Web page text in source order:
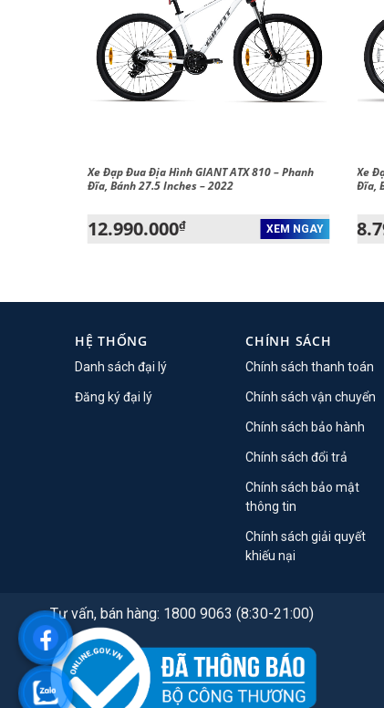
Xe Đạp Đua Địa Hình GIANT ATX 810 – Phanh
Đĩa, Bánh 27.5 Inches – 2022
12.990.000₫ XEM NGAY
Xe
Đĩa,
HỆ THỐNG
Danh sách đại lý
Đăng ký đại lý
CHÍNH SÁCH
Chính sách thanh toán
Chính sách vận chuyển
Chính sách bảo hành
Chính sách đổi trả
Chính sách bảo mật
thông tin
Chính sách giải quyết
khiếu nại
Tư vấn, bán hàng: 1800 9063 (8:30-21:00)